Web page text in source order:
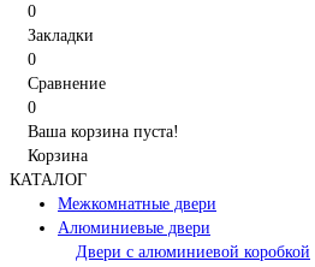
0
Закладки
0
Сравнение
0
Ваша корзина пуста!
Корзина
КАТАЛОГ
Межкомнатные двери
Алюминиевые двери
Двери с алюминиевой коробкой